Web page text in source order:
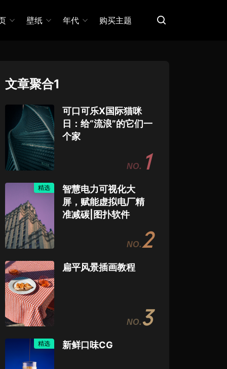
壁纸 年代 购买主题
文章聚合1
可口可乐X国际猫咪
日：给“流浪”的它们一
个家
1
精选
智慧电力可视化大
屏，赋能虚拟电厂精
准减碳|图扑软件
2
扁平风景插画教程
3
精选 新鲜口味CG